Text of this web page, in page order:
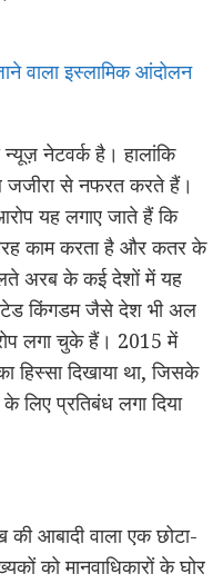
वाला इस्लामिक आंदोलन
नेटवर्क है। हालांकि
से नफरत करते हैं।
यह लगाए जाते हैं कि
काम करता है और कतर के
अरब के कई देशों में यह
किंगडम जैसे देश भी अल
लगा चुके हैं। 2015 में
हिस्सा दिखाया था, जिसके
लिए प्रतिबंध लगा दिया
की आबादी वाला एक छोटा-
को मानवाधिकारों के घोर